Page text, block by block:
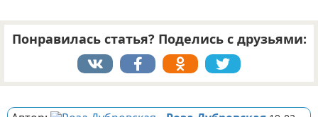
Понравилась статья? Поделись с друзьями: